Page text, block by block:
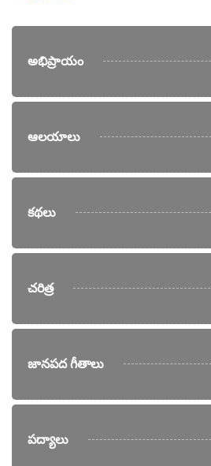
అభిప్రాయం
ఆలయాలు
కథలు
చరిత్ర
జానపద గీతాలు
పద్యాలు